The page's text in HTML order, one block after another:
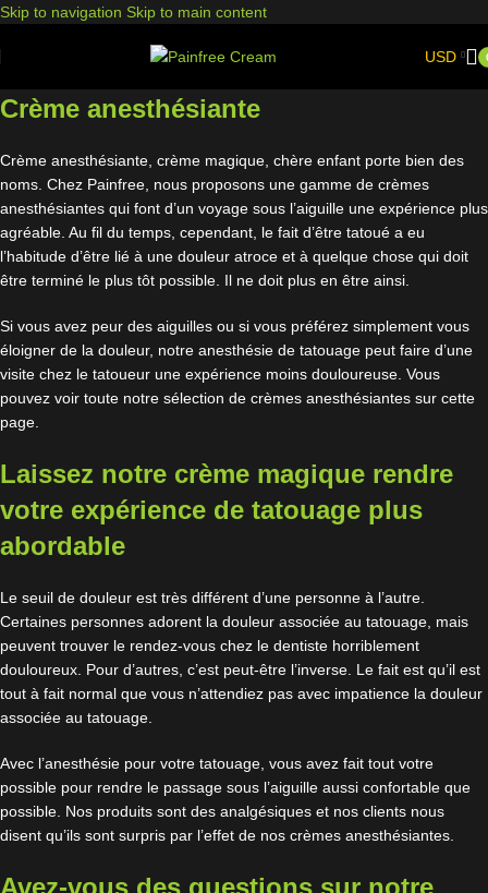
Skip to navigation Skip to main content
USD
Crème anesthésiante
Crème anesthésiante, crème magique, chère enfant porte bien des
noms. Chez Painfree, nous proposons une gamme de crèmes
anesthésiantes qui font d’un voyage sous l’aiguille une expérience plus
agréable. Au fil du temps, cependant, le fait d’être tatoué a eu
l’habitude d’être lié à une douleur atroce et à quelque chose qui doit
être terminé le plus tôt possible. Il ne doit plus en être ainsi.
Si vous avez peur des aiguilles ou si vous préférez simplement vous
éloigner de la douleur, notre anesthésie de tatouage peut faire d’une
visite chez le tatoueur une expérience moins douloureuse. Vous
pouvez voir toute notre sélection de crèmes anesthésiantes sur cette
page.
Laissez notre crème magique rendre
votre expérience de tatouage plus
abordable
Le seuil de douleur est très différent d’une personne à l’autre.
Certaines personnes adorent la douleur associée au tatouage, mais
peuvent trouver le rendez-vous chez le dentiste horriblement
douloureux. Pour d’autres, c’est peut-être l’inverse. Le fait est qu’il est
tout à fait normal que vous n’attendiez pas avec impatience la douleur
associée au tatouage.
Avec l’anesthésie pour votre tatouage, vous avez fait tout votre
possible pour rendre le passage sous l’aiguille aussi confortable que
possible. Nos produits sont des analgésiques et nos clients nous
disent qu’ils sont surpris par l’effet de nos crèmes anesthésiantes.
Avez-vous des questions sur notre